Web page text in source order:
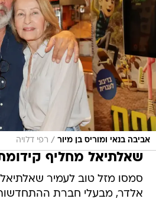
אביבה בנאי ומוריס בן מיור / רפי דלויה
שאלתיאל מחליף
סמסו מזל טוב לעמיר
אלדר, מבעלי חברת ההתחדשות